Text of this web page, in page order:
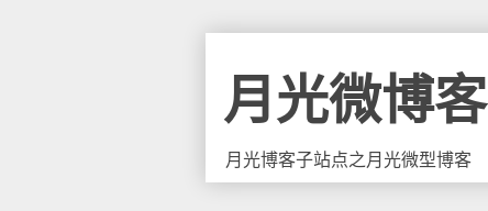
月光微博客
月光博客子站点之月光微型博客